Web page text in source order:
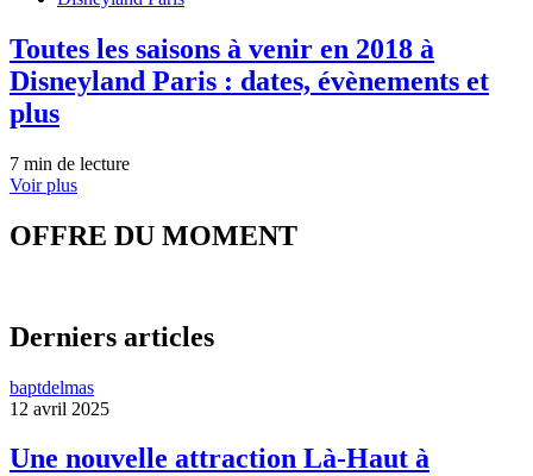
Toutes les saisons à venir en 2018 à
Disneyland Paris : dates, évènements et
plus
7 min de lecture
Voir plus
OFFRE DU MOMENT
Derniers articles
baptdelmas
12 avril 2025
Une nouvelle attraction Là-Haut à